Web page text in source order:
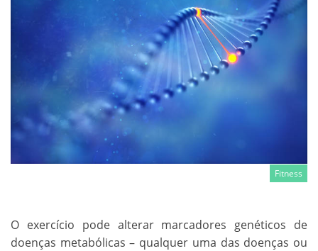
Fitness
O exercício pode alterar marcadores genéticos de
doenças metabólicas – qualquer uma das doenças ou